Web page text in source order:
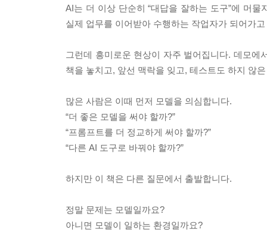
AI는 더 이상 단순히 “대답을 잘하는 도구”에 머
실제 업무를 이어받아 수행하는 작업자가 되어가
그런데 흥미로운 현상이 자주 벌어집니다. 데모
책을 놓치고, 앞선 맥락을 잊고, 테스트도 하지 않
많은 사람은 이때 먼저 모델을 의심합니다.
“더 좋은 모델을 써야 할까?”
“프롬프트를 더 정교하게 써야 할까?”
“다른 AI 도구로 바꿔야 할까?”
하지만 이 책은 다른 질문에서 출발합니다.
정말 문제는 모델일까요?
아니면 모델이 일하는 환경일까요?